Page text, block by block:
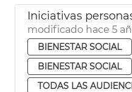
Iniciativas
modificado hace 5
BIENESTAR SOCIAL
BIENESTAR SOCIAL
TODAS LAS